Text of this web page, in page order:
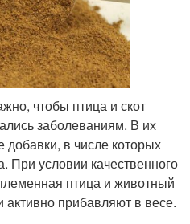
чтобы птица и скот
заболеваниям. В их
в числе которых
При условии качественного
птица и животный
прибавляют в весе.